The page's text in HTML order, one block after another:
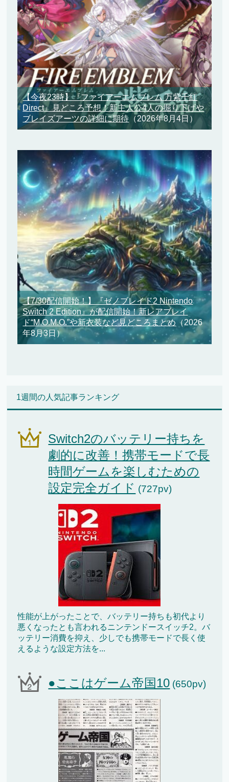
【今夜23時】『ファイアーエムブレム 万紫千紅
Direct』見どころ予想！新主人公4人の掘り下げや
ブレイズアーツの詳細に期待 （2026年8月4日）
【7/30配信開始！】『ゼノブレイド2 Nintendo
Switch 2 Edition』が配信開始！新レアブレイ
ド“M.O.M.O.”や新衣装など見どころまとめ（2026
年8月3日）
1週間の人気記事ランキング
Switch2のバッテリー持ちを
劇的に改善！携帯モードで長
時間ゲームを楽しむための
設定完全ガイド (727pv)
性能が上がったことで、バッテリー持ちも初代より
悪くなったとも言われるニンテンドースイッチ2。バ
ッテリー消費を抑え、少しでも携帯モードで長く使
えるような設定方法を...
●ここはゲーム帝国10 (650pv)